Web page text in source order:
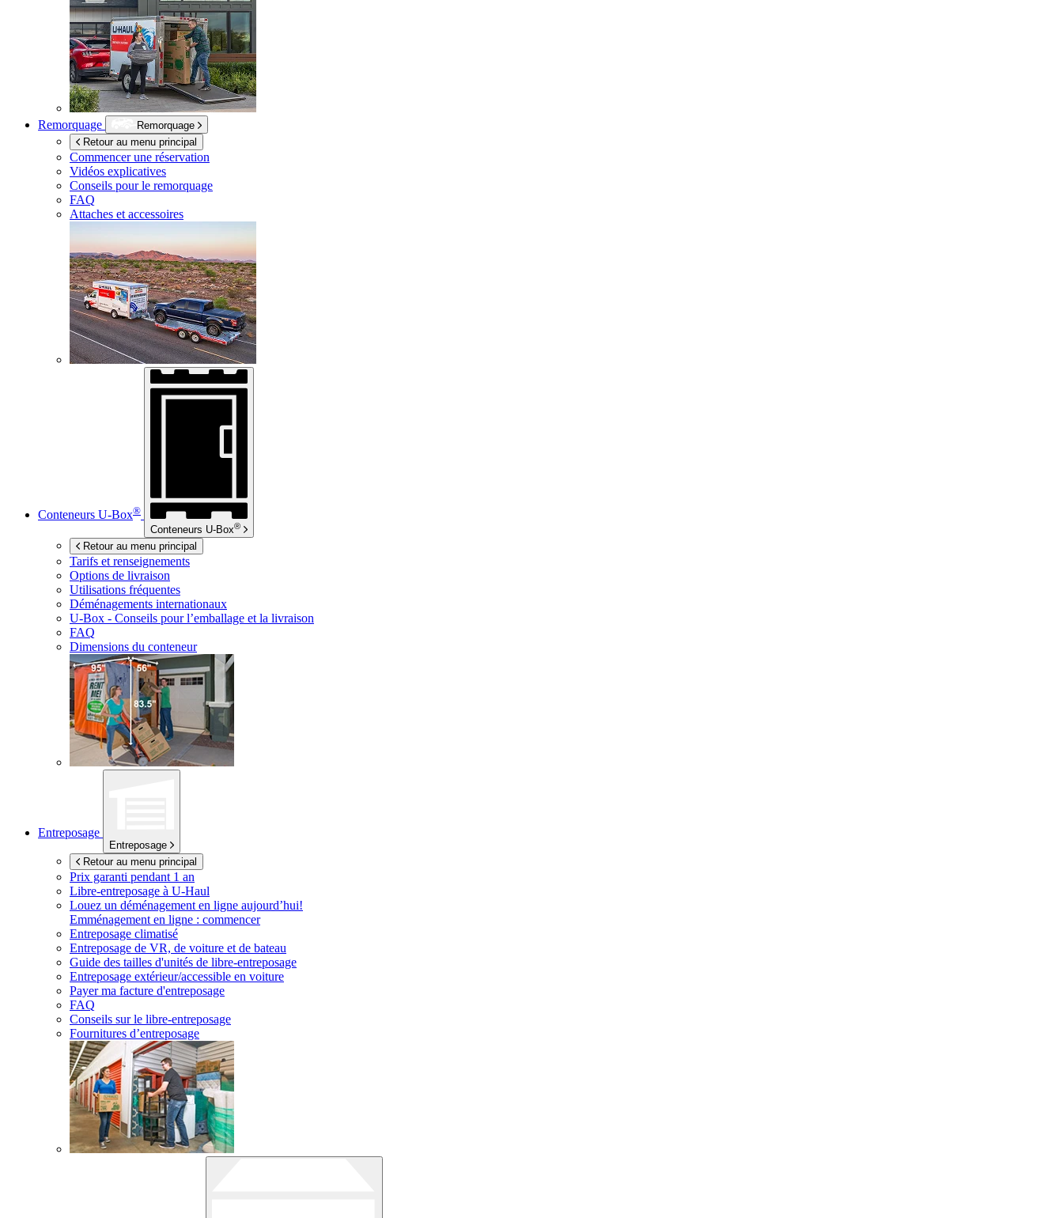
Remorquage
Remorquage
Retour au menu principal
Commencer une réservation
Vidéos explicatives
Conseils pour le remorquage
FAQ
Attaches et accessoires
Conteneurs U-Box®
Conteneurs U-Box®
Retour au menu principal
Tarifs et renseignements
Options de livraison
Utilisations fréquentes
Déménagements internationaux
U-Box - Conseils pour l’emballage et la livraison
FAQ
Dimensions du conteneur
Entreposage
Entreposage
Retour au menu principal
Prix garanti pendant 1 an
Libre-entreposage à U-Haul
Louez un déménagement en ligne aujourd’hui!
Emménagement en ligne : commencer
Entreposage climatisé
Entreposage de VR, de voiture et de bateau
Guide des tailles d'unités de libre-entreposage
Entreposage extérieur/accessible en voiture
Payer ma facture d'entreposage
FAQ
Conseils sur le libre-entreposage
Fournitures d’entreposage